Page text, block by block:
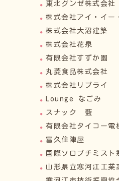
東北グンゼ株式会社
株式会社アイ・イー
株式会社大沼建築
株式会社花泉
有限会社すずか園
丸菱食品株式会社
株式会社リプライ
Lounge なごみ
スナック 藍
有限会社タイコー電
富久住陣屋
国際ソロプチミスト
山形県立寒河江工業